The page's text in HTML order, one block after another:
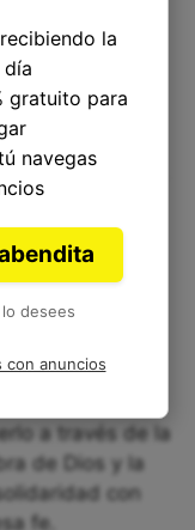
nuestra
nos invita a
a través de la
de Dios y la
con
fe.
la
gratuito para
navegas
desees
con anuncios